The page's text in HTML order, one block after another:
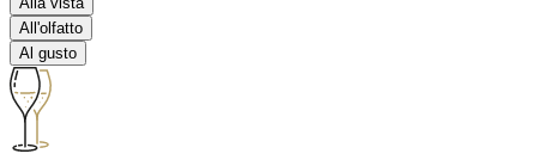
All'olfatto
Al gusto